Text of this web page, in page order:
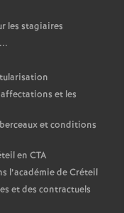
les stagiaires
et les
et conditions
en CTA
l’académie de Créteil
et des contractuels